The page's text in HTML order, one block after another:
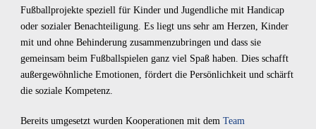
Fußballprojekte speziell für Kinder und Jugendliche mit Handicap
oder sozialer Benachteiligung. Es liegt uns sehr am Herzen, Kinder
mit und ohne Behinderung zusammenzubringen und dass sie
gemeinsam beim Fußballspielen ganz viel Spaß haben. Dies schafft
außergewöhnliche Emotionen, fördert die Persönlichkeit und schärft
die soziale Kompetenz.
Bereits umgesetzt wurden Kooperationen mit dem Team